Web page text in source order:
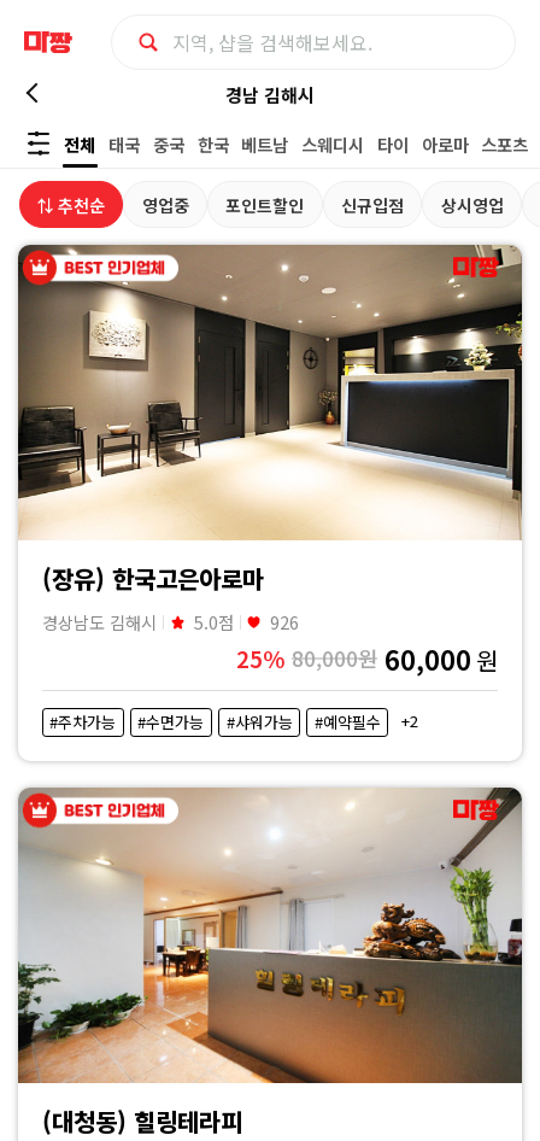
경
남
김
해
마
사
지
짱
경남 김해시
전체
태국 중국 한국 베트남 스웨디시 타이 아로마 스포츠
⇅ 추천순 영업중 포인트할인 신규입점 상시영업
(장유) 한국고은아로마
경상남도 김해시 5.0점 926
25% 80,000원 60,000 원
#주차가능 #수면가능 #샤워가능 #예약필수 +2
(대청동) 힐링테라피